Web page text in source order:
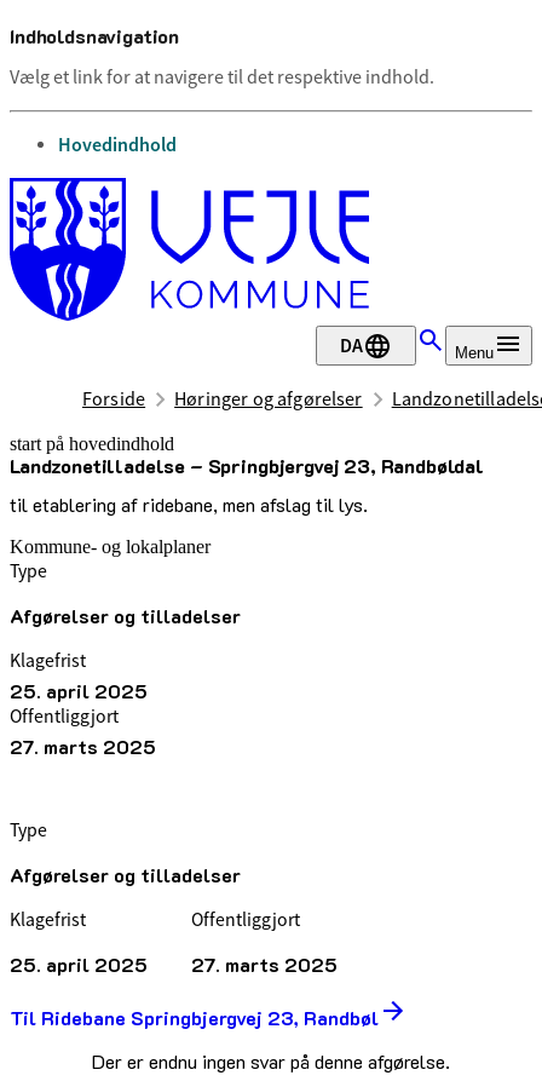
Indholdsnavigation
Vælg et link for at navigere til det respektive indhold.
gå til
Hovedindhold
DA Menu
Forside Høringer og afgørelser
start på hovedindhold
Landzonetilladelse – Springbjergvej 23, Randbøldal
til etablering af ridebane, men afslag til lys.
senest opdateret 22. april 2025
Kommune- og lokalplaner
Type
Afgørelser og tilladelser
Klagefrist
25. april 2025
Offentliggjort
27. marts 2025
Type
Afgørelser og tilladelser
Klagefrist
25. april 2025
Offentliggjort
27. marts 2025
Til Ridebane Springbjergvej 23, Randbøl
Der er endnu ingen svar på denne afgørelse.